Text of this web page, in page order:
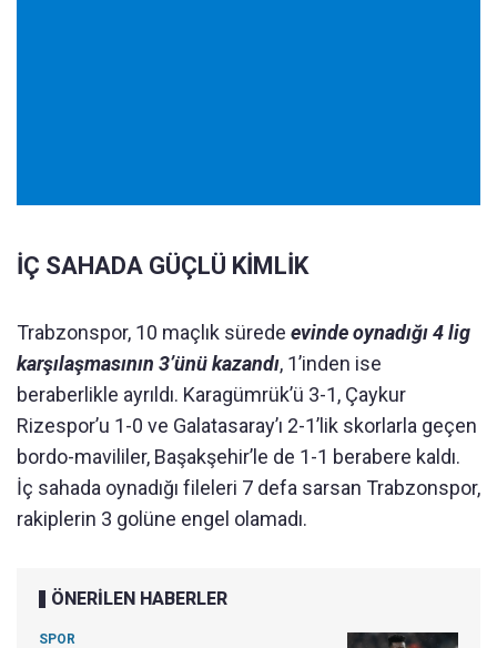
İÇ SAHADA GÜÇLÜ KİMLİK
Trabzonspor, 10 maçlık sürede evinde oynadığı 4 lig
karşılaşmasının 3’ünü kazandı, 1’inden ise
beraberlikle ayrıldı. Karagümrük’ü 3-1, Çaykur
Rizespor’u 1-0 ve Galatasaray’ı 2-1’lik skorlarla geçen
bordo-mavililer, Başakşehir’le de 1-1 berabere kaldı.
İç sahada oynadığı fileleri 7 defa sarsan Trabzonspor,
rakiplerin 3 golüne engel olamadı.
ÖNERİLEN HABERLER
SPOR